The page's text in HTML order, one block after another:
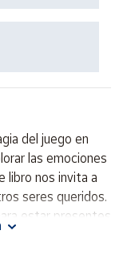
del juego en
las emociones
libro nos invita a
seres queridos.
estar presentes